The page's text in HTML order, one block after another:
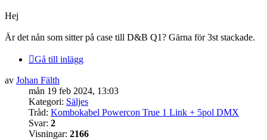
Hej
Är det nån som sitter på case till D&B Q1? Gärna för 3st stackade.
Gå till inlägg
av Johan Fälth
mån 19 feb 2024, 13:03
Kategori: Säljes
Tråd: Kombokabel Powercon True 1 Link + 5pol DMX
Svar: 2
Visningar: 2166